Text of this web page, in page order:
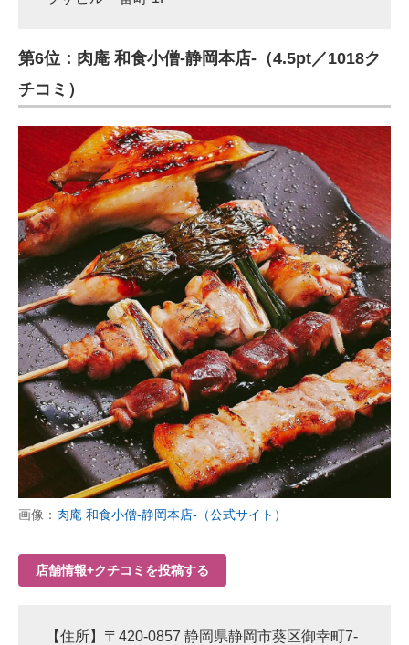
第6位：肉庵 和食小僧-静岡本店-（4.5pt／1018ク
チコミ）
画像： 肉庵 和食小僧-静岡本店-（公式サイト）
店舗情報+クチコミを投稿する
【住所】〒420-0857 静岡県静岡市葵区御幸町7-